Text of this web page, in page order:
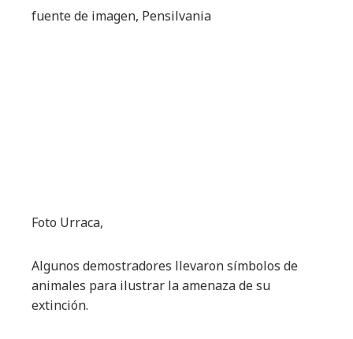
fuente de imagen, Pensilvania
Foto Urraca,
Algunos demostradores llevaron símbolos de
animales para ilustrar la amenaza de su
extinción.